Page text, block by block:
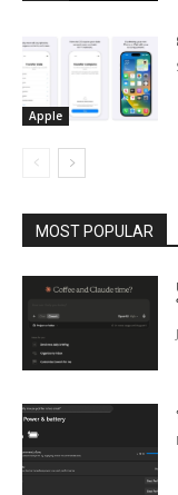
Apple
MOST POPULAR